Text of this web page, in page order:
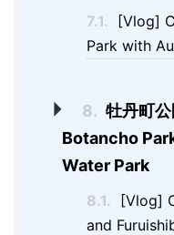
7.1. [Vlog]
Park with
8. 牡丹町
Botancho
Water Park
8.1. [Vlog]
and